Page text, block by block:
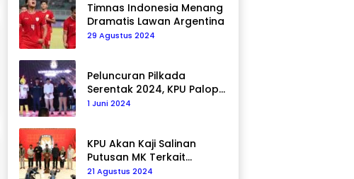
Timnas Indonesia Menang
Dramatis Lawan Argentina
29 Agustus 2024
Peluncuran Pilkada
Serentak 2024, KPU Palopo
Ajak Masyarakat Ciptakan
1 Juni 2024
KPU Akan Kaji Salinan
Putusan MK Terkait
Pencalonan Pilkada
21 Agustus 2024